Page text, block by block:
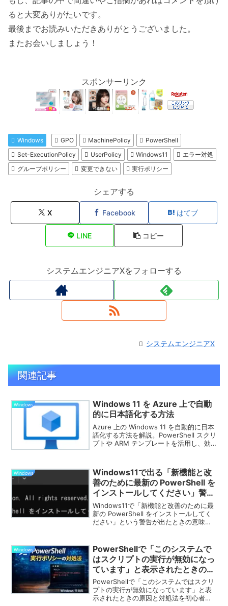
ると大変ありがたいです。
最後までお読みいただきありがとうございました。
またお会いしましょう！
スポンサーリンク
Windows GPO MachinePolicy
PowerShell
Set-ExecutionPolicy
UserPolicy Windows11
エラー対処
グループポリシー
変更できない 実行ポリシー
シェアする
X Facebook はてブ
LINE コピー
システムエンジニアXをフォローする
システムエンジニアX
関連記事
Windows
Windows 11 を Azure 上で自動
的に日本語化する方法
Azure 上の Windows 11 を自動的に日本
語化する方法を解説。PowerShell スクリ
プトや ARM テンプレートを活用し、効
Windows
Windows11で出る「新機能と改
善のために最新の PowerShell を
インストールしてください」警告
の意味と安全な対処法
Windows11で「新機能と改善のために最
新の PowerShell をインストールしてく
ださい」という警告が出たときの意味と
（MSI・Store・winget）や、メッセージ
を回避する設定方法まで初心者向けにま
とめました。
Windows
PowerShellで「このシステムで
はスクリプトの実行が無効になっ
ています」と表示されたときの対
処法【Windows 11対応】
PowerShellで「このシステムではスクリ
プトの実行が無効になっています」と表
示されたときの原因と対処法を初心者向